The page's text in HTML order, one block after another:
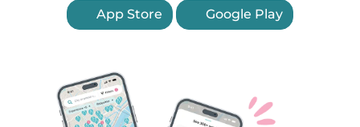
App Store Google Play